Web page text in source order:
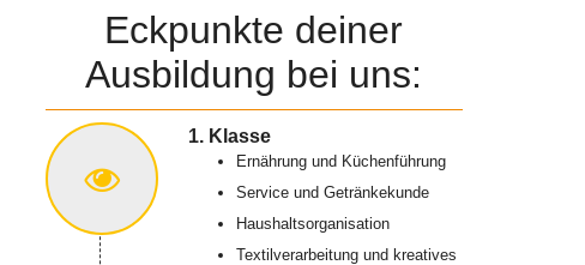
Eckpunkte deiner
Ausbildung bei uns:
1. Klasse
Ernährung und Küchenführung
Service und Getränkekunde
Haushaltsorganisation
Textilverarbeitung und kreatives